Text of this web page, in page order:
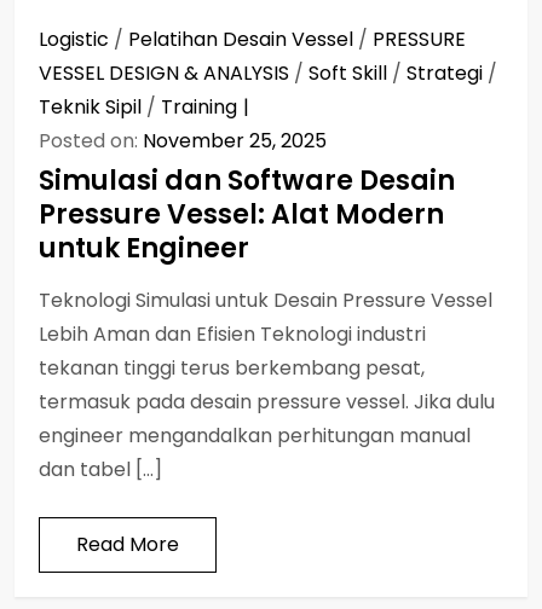
Logistic / Pelatihan Desain Vessel / PRESSURE
VESSEL DESIGN & ANALYSIS / Soft Skill / Strategi /
Teknik Sipil / Training
Posted on: November 25, 2025
Simulasi dan Software Desain
Pressure Vessel: Alat Modern
untuk Engineer
Teknologi Simulasi untuk Desain Pressure Vessel
Lebih Aman dan Efisien Teknologi industri
tekanan tinggi terus berkembang pesat,
termasuk pada desain pressure vessel. Jika dulu
engineer mengandalkan perhitungan manual
dan tabel […]
Read More